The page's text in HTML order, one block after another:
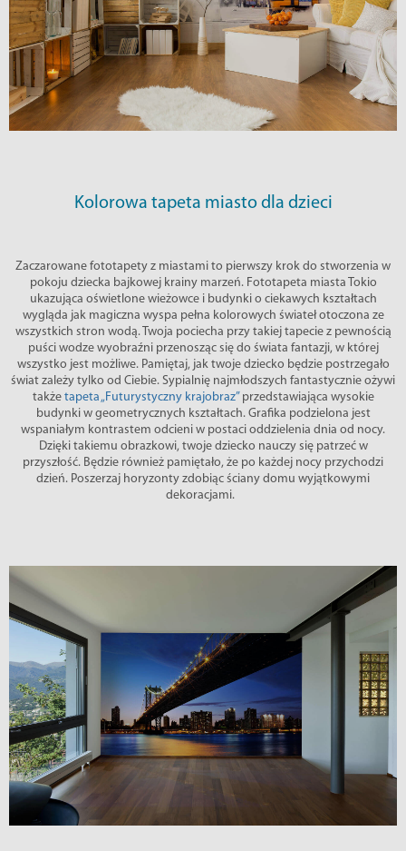
Kolorowa tapeta miasto dla dzieci
Zaczarowane fototapety z miastami to pierwszy krok do stworzenia w
pokoju dziecka bajkowej krainy marzeń. Fototapeta miasta Tokio
ukazująca oświetlone wieżowce i budynki o ciekawych kształtach
wygląda jak magiczna wyspa pełna kolorowych świateł otoczona ze
wszystkich stron wodą. Twoja pociecha przy takiej tapecie z pewnością
puści wodze wyobraźni przenosząc się do świata fantazji, w której
wszystko jest możliwe. Pamiętaj, jak twoje dziecko będzie postrzegało
świat zależy tylko od Ciebie. Sypialnię najmłodszych fantastycznie ożywi
także tapeta „Futurystyczny krajobraz” przedstawiająca wysokie
budynki w geometrycznych kształtach. Grafika podzielona jest
wspaniałym kontrastem odcieni w postaci oddzielenia dnia od nocy.
Dzięki takiemu obrazkowi, twoje dziecko nauczy się patrzeć w
przyszłość. Będzie również pamiętało, że po każdej nocy przychodzi
dzień. Poszerzaj horyzonty zdobiąc ściany domu wyjątkowymi
dekoracjami.